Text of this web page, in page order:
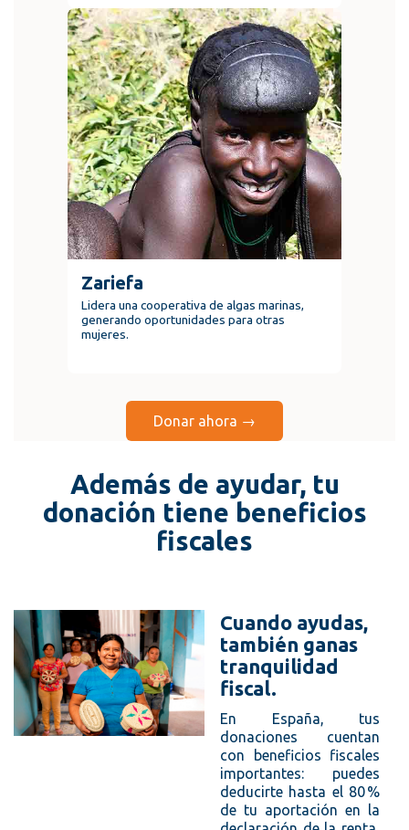
Zariefa
Lidera una cooperativa de algas marinas,
generando oportunidades para otras
mujeres.
Donar ahora →
Además de ayudar, tu
donación tiene beneficios
fiscales
Cuando ayudas,
también ganas
tranquilidad
fiscal.
En España, tus
donaciones cuentan
con beneficios fiscales
importantes: puedes
deducirte hasta el 80 %
de tu aportación en la